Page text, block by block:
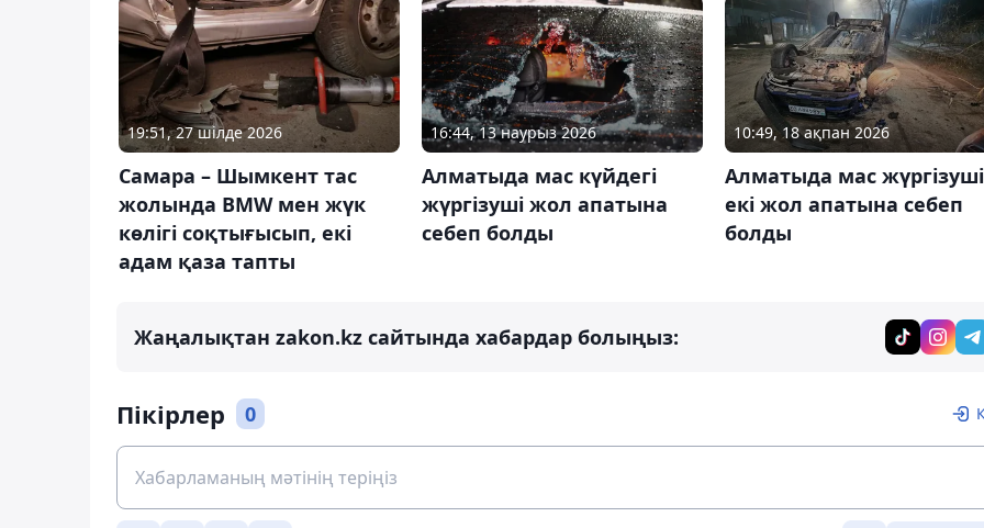
19:51, 27 шілде 2026
Самара – Шымкент тас
жолында BMW мен жүк
көлігі соқтығысып, екі
адам қаза тапты
16:44, 13 наурыз 2026
Алматыда мас күйдегі
жүргізуші жол апатына
себеп болды
10:49, 18 ақпан 2026
Алматыда мас жүргізуші
екі жол апатына себеп
болды
Жаңалықтан zakon.kz сайтында хабардар болыңыз:
Пікірлер 0